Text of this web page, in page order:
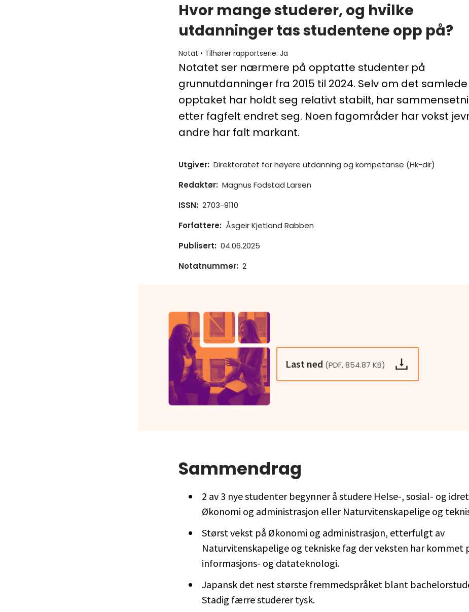
Hvor mange studerer, og hvilke
utdanninger tas studentene opp på?
Notat • Tilhører rapportserie: Ja
Notatet ser nærmere på opptatte studenter på
grunnutdanninger fra 2015 til 2024. Selv om det samlede
opptaket har holdt seg relativt stabilt, har
etter fagfelt endret seg. Noen fagområder har vokst
andre har falt markant.
Utgiver: Direktoratet for høyere utdanning og kompetanse (Hk-dir)
Redaktør: Magnus Fodstad Larsen
ISSN: 2703-9110
Forfattere: Åsgeir Kjetland Rabben
Publisert: 04.06.2025
Notatnummer: 2
Last ned (PDF, 854.87 KB)
Sammendrag
2 av 3 nye studenter begynner å studere Helse-, sosial- og
Økonomi og administrasjon eller Naturvitenskapelige og
Størst vekst på Økonomi og administrasjon, etterfulgt av
Naturvitenskapelige og tekniske fag der veksten har kommet
informasjons- og datateknologi.
Japansk det nest største fremmedspråket blant
Stadig færre studerer tysk.